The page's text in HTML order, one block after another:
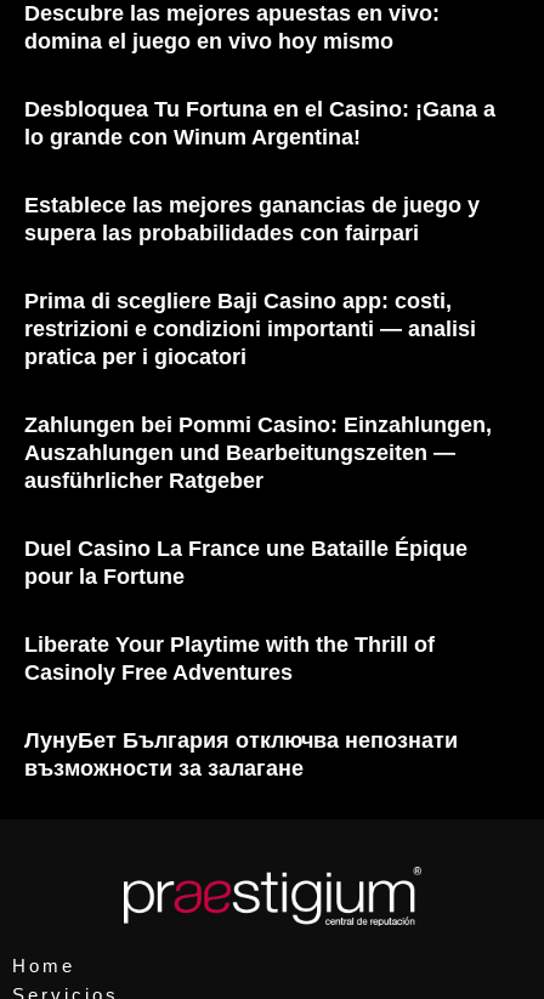
Descubre las mejores apuestas en vivo:
domina el juego en vivo hoy mismo
Desbloquea Tu Fortuna en el Casino: ¡Gana a
lo grande con Winum Argentina!
Establece las mejores ganancias de juego y
supera las probabilidades con fairpari
Prima di scegliere Baji Casino app: costi,
restrizioni e condizioni importanti — analisi
pratica per i giocatori
Zahlungen bei Pommi Casino: Einzahlungen,
Auszahlungen und Bearbeitungszeiten —
ausführlicher Ratgeber
Duel Casino La France une Bataille Épique
pour la Fortune
Liberate Your Playtime with the Thrill of
Casinoly Free Adventures
ЛунуБет България отключва непознати
възможности за залагане
Home
Servicios